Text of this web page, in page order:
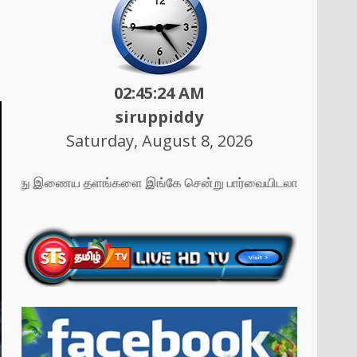
02:45:26 AM
siruppiddy
Saturday, August 8, 2026
இணைய தளங்களை இங்கே சென்று பார்வையிடலாம் ....